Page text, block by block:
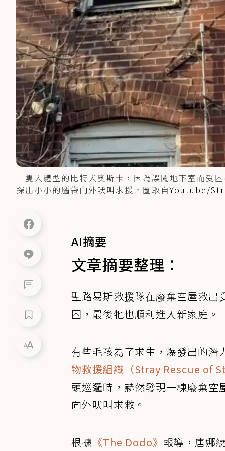
一隻大體型的比特犬奧斯卡，因為誤闖地下室而受
探出小小的腦袋向外吠叫求援。圖取自Youtube/
AI摘要
文章摘要整理：
聖路易斯救援隊在廢棄空屋救
困，最後牠也順利進入新家庭。
有些毛孩為了求生，爆發出的
物救援組織（Stray Rescue of
頭巡邏時，赫然發現一棟廢棄
向外吠叫求救。
根據 《The Dodo》 報導，唐娜